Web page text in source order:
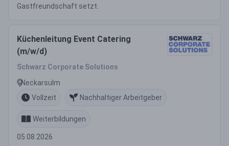
Gastfreundschaft setzt.
Küchenleitung Event Catering
(m/w/d)
Schwarz Corporate Solutions
Neckarsulm
Vollzeit
Nachhaltiger Arbeitgeber
Weiterbildungen
05.08.2026